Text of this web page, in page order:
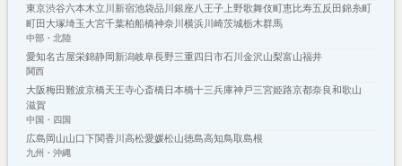
東京渋谷六本木立川新宿池袋品川銀座 八王子 上野歌舞伎町恵比寿五反田錦糸町
町田大塚埼玉大宮千葉柏船橋神奈川横浜川崎茨城栃木群馬
中部・北陸
愛知名古屋栄錦静岡新潟岐阜長野三重四日市石川金沢山梨富山福井
関西
大阪梅田難波京橋天王寺心斎橋日本橋十三兵庫神戸三宮姫路京都奈良和歌山
滋賀
中国・四国
広島岡山山口下関香川高松愛媛松山徳島高知鳥取島根
九州・沖縄